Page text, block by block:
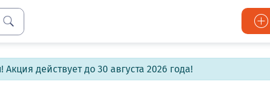
действует до 30 августа 2026 года!